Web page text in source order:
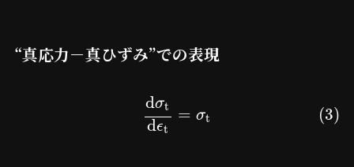
“真応力－真ひずみ”での表現
dσt
dϵt
= σt (3)